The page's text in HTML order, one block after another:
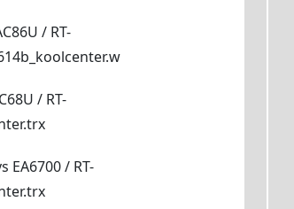
/ RT-
/ RT-
EA6700 / RT-